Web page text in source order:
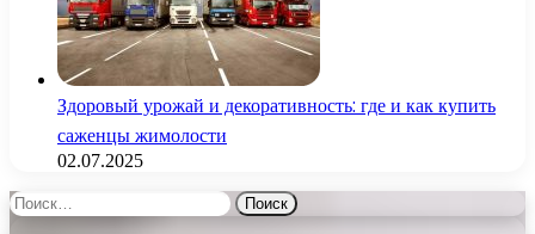
Здоровый урожай и декоративность: где и как купить
саженцы жимолости
02.07.2025
Найти: